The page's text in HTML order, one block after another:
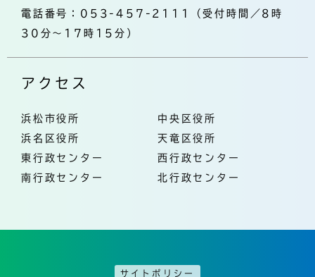
電話番号：053-457-2111（受付時間／8時
30分～17時15分）
アクセス
浜松市役所
中央区役所
浜名区役所
天竜区役所
東行政センター
西行政センター
南行政センター
北行政センター
サイトポリシー